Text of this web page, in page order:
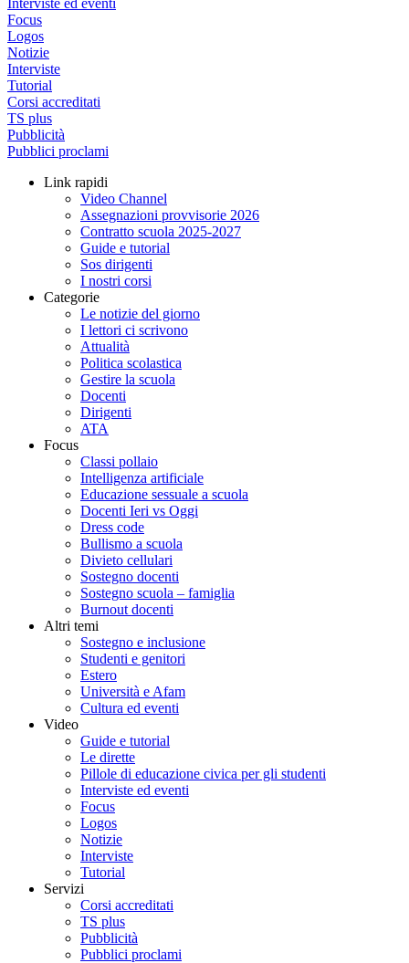
Focus
Logos
Notizie
Interviste
Tutorial
Corsi accreditati
TS plus
Pubblicità
Pubblici proclami
Link rapidi
Video Channel
Assegnazioni provvisorie 2026
Contratto scuola 2025-2027
Guide e tutorial
Sos dirigenti
I nostri corsi
Categorie
Le notizie del giorno
I lettori ci scrivono
Attualità
Politica scolastica
Gestire la scuola
Docenti
Dirigenti
ATA
Focus
Classi pollaio
Intelligenza artificiale
Educazione sessuale a scuola
Docenti Ieri vs Oggi
Dress code
Bullismo a scuola
Divieto cellulari
Sostegno docenti
Sostegno scuola – famiglia
Burnout docenti
Altri temi
Sostegno e inclusione
Studenti e genitori
Estero
Università e Afam
Cultura ed eventi
Video
Guide e tutorial
Le dirette
Pillole di educazione civica per gli studenti
Interviste ed eventi
Focus
Logos
Notizie
Interviste
Tutorial
Servizi
Corsi accreditati
TS plus
Pubblicità
Pubblici proclami